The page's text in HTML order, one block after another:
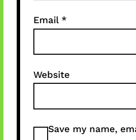
Email *
Website
Save my name,